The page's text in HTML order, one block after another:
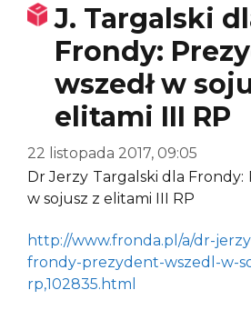
J. Targalski
Frondy:
wszedł w
elitami III RP
22 listopada 2017, 09:05
Dr Jerzy Targalski dla Frondy:
w sojusz z elitami III RP
http://www.fronda.pl/a/dr-
frondy-prezydent-wszedl-w-
rp,102835.html